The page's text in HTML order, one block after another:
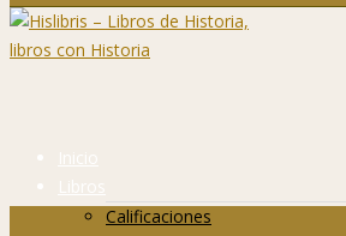
Inicio
Libros
Calificaciones